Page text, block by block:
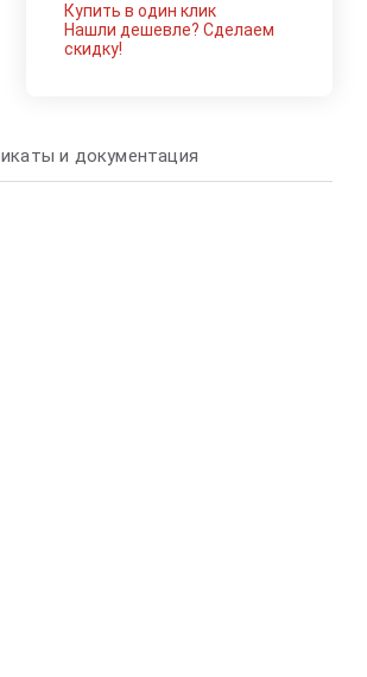
террас
Купить в один клик
Нашли дешевле?Сделаем
скидку!
и документация